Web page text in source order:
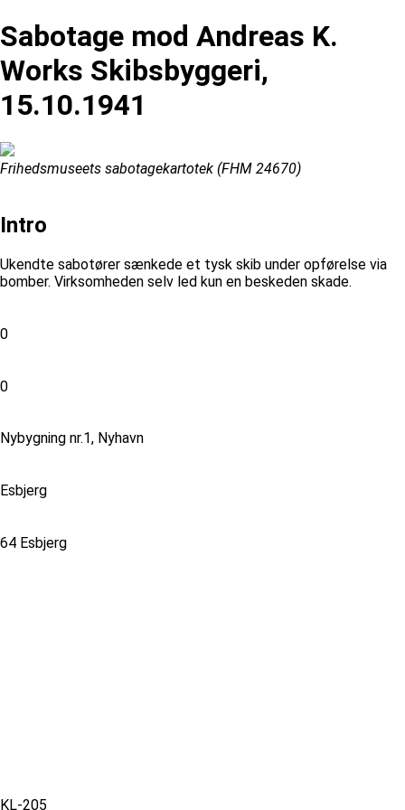
Sabotage mod Andreas K.
Works Skibsbyggeri,
15.10.1941
Frihedsmuseets sabotagekartotek (FHM 24670)
Intro
Ukendte sabotører sænkede et tysk skib under opførelse via
bomber. Virksomheden selv led kun en beskeden skade.
0
0
Nybygning nr.1, Nyhavn
Esbjerg
64 Esbjerg
KL-205